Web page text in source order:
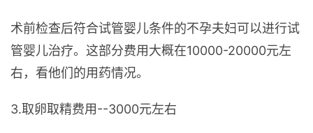
术前检查后符合试管婴儿条件的不孕夫妇可以进行试
管婴儿治疗。这部分费用大概在10000-20000元左
右，看他们的用药情况。
3.取卵取精费用--3000元左右